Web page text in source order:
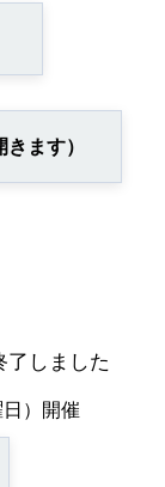
ます）
しました
）開催